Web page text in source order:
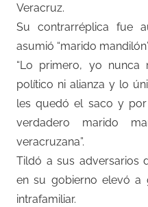
Veracruz.
Su contrarréplica fue
asumió “marido
“Lo primero, yo nunca
político ni alianza y lo
les quedó el saco y
verdadero marido
veracruzana”.
Tildó a sus adversarios
en su gobierno elevó a
intrafamiliar.